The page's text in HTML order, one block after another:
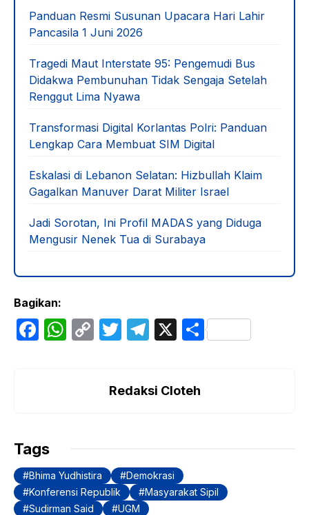
Panduan Resmi Susunan Upacara Hari Lahir
Pancasila 1 Juni 2026
Tragedi Maut Interstate 95: Pengemudi Bus
Didakwa Pembunuhan Tidak Sengaja Setelah
Renggut Lima Nyawa
Transformasi Digital Korlantas Polri: Panduan
Lengkap Cara Membuat SIM Digital
Eskalasi di Lebanon Selatan: Hizbullah Klaim
Gagalkan Manuver Darat Militer Israel
Jadi Sorotan, Ini Profil MADAS yang Diduga
Mengusir Nenek Tua di Surabaya
Bagikan:
F
o
o
k
W
p
C
k
T
er
T
gr
X S
Redaksi Cloteh
Tags
Bhima Yudhistira
Demokrasi
Konferensi Republik
Masyarakat Sipil
Sudirman Said
UGM